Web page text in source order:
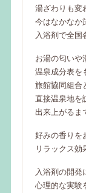
湯ざわりも変
今はなかなか
入浴剤で全国
お湯の匂いや
温泉成分表を
旅館協同組合
直接温泉地を
出来上がるま
好みの香りを
リラックス効
入浴剤の開発
心理的な実験